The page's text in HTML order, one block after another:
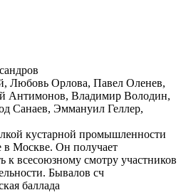
Любовь Орлова, Павел Оленев,
Антимонов, Владимир Володин,
Санаев, Эммануил Геллер,
кустарной промышленности
в Москве. Он получает
к всесоюзному смотру участников
Бывалов сч